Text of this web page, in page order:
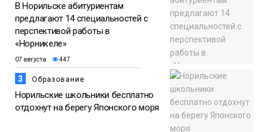
В Норильске абитуриентам
предлагают 14 специальностей с
перспективой работы в
«Норникеле»
07 августа 447
3 Образование
Норильские школьники бесплатно
отдохнут на берегу Японского моря